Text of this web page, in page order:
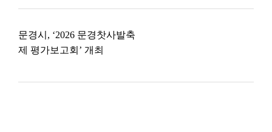
문경시, ‘2026 문경찻사발축
제 평가보고회’ 개최